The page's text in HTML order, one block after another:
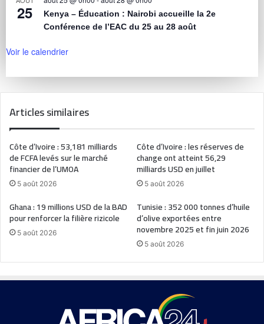
25
Kenya – Éducation : Nairobi accueille la 2e
Conférence de l’EAC du 25 au 28 août
Voir le calendrier
Articles similaires
Côte d’Ivoire : 53,181 milliards
de FCFA levés sur le marché
financier de l’UMOA
5 août 2026
Côte d’Ivoire : les réserves de
change ont atteint 56,29
milliards USD en juillet
5 août 2026
Ghana : 19 millions USD de la BAD
pour renforcer la filière rizicole
5 août 2026
Tunisie : 352 000 tonnes d’huile
d’olive exportées entre
novembre 2025 et fin juin 2026
5 août 2026